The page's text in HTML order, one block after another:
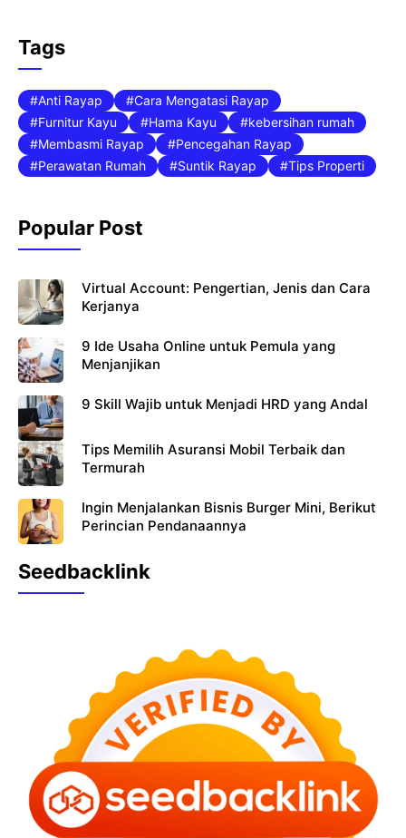
c
e
b
o
o
k
A
p
p
Tags
Anti Rayap
Cara Mengatasi Rayap
Furnitur Kayu
Hama Kayu
kebersihan rumah
Membasmi Rayap
Pencegahan Rayap
Perawatan Rumah
Suntik Rayap Tips Properti
Popular Post
Virtual Account: Pengertian, Jenis dan Cara
Kerjanya
9 Ide Usaha Online untuk Pemula yang
Menjanjikan
9 Skill Wajib untuk Menjadi HRD yang Andal
Tips Memilih Asuransi Mobil Terbaik dan
Termurah
Ingin Menjalankan Bisnis Burger Mini, Berikut
Perincian Pendanaannya
Seedbacklink